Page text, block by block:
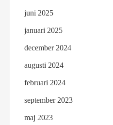
juni 2025
januari 2025
december 2024
augusti 2024
februari 2024
september 2023
maj 2023